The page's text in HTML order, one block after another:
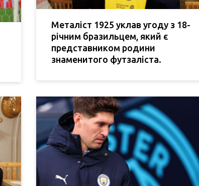
Металіст 1925 уклав угоду з 18-
річним бразильцем, який є
представником родини
знаменитого футзаліста.